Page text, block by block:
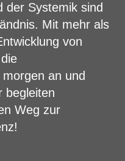
der Systemik sind
Mit mehr als
von
an und
begleiten
Weg zur